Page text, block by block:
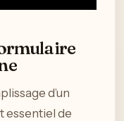
d’un
essentiel de